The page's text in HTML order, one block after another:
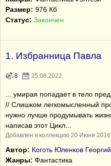
Размер: 976 Кб
Статус: Закончен
1. Избранница Павла
8 25.08.2022
... умирая попадает в тело
// Слишком легкомысленный
нужно лучше продумывать
написав этот Цикл...
Добавлен в коллекцию 20 Июня 2016
Автор: Коготь Юленков Георгий
Жанры: Фантастика